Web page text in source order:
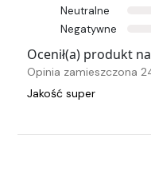
Neutralne
Negatywne
Ocenił(a) produkt na
Opinia zamieszczona
Jakość super